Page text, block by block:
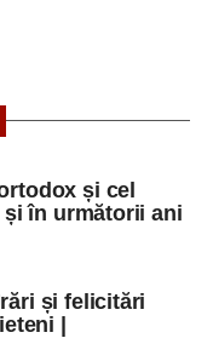
și cel
în următorii ani
și felicitări
|